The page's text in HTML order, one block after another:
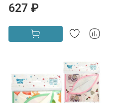
627 ₽